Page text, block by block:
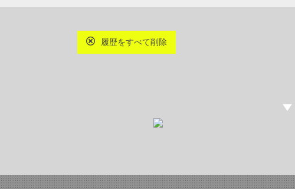
履歴をすべて削除